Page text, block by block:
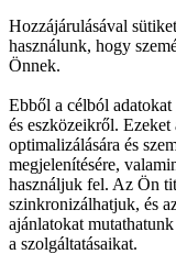
Hozzájárulásával
használunk, hogy
Önnek.
Ebből a célból
és eszközeikről.
optimalizálására és
megjelenítésére,
használjuk fel. Az Ön
szinkronizálhatjuk, és
ajánlatokat
a szolgáltatásaikat.